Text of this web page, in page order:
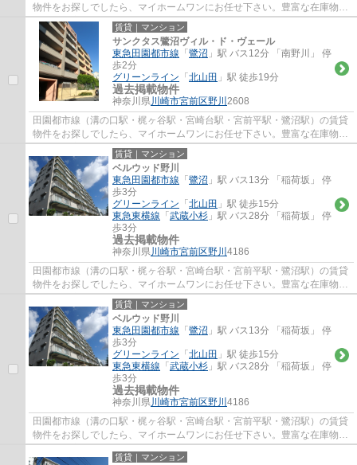
物件をお探しでしたら、マイホームワンにお任せ下さい。豊富な在庫物件
から、お客様のご要望に合うお部屋をご提...
賃貸｜マンション
サンクタス鷺沼ヴィル・ド・ヴェール
東急田園都市線 「 鷺沼 」駅 バス12分 「南野川」 停
歩2分
グリーンライン 「 北山田 」駅 徒歩19分
過去掲載物件
神奈川県川崎市宮前区野川 2608
田園都市線（溝の口駅・梶ヶ谷駅・宮崎台駅・宮前平駅・鷺沼駅）の賃貸
物件をお探しでしたら、マイホームワンにお任せ下さい。豊富な在庫物件
から、お客様のご要望に合うお部屋をご提...
賃貸｜マンション
ベルウッド野川
東急田園都市線 「 鷺沼 」駅 バス13分 「稲荷坂」 停
歩3分
グリーンライン 「 北山田 」駅 徒歩15分
東急東横線 「 武蔵小杉 」駅 バス28分 「稲荷坂」 停
歩3分
過去掲載物件
神奈川県川崎市宮前区野川 4186
田園都市線（溝の口駅・梶ヶ谷駅・宮崎台駅・宮前平駅・鷺沼駅）の賃貸
物件をお探しでしたら、マイホームワンにお任せ下さい。豊富な在庫物件
から、お客様のご要望に合うお部屋をご提...
賃貸｜マンション
ベルウッド野川
東急田園都市線 「 鷺沼 」駅 バス13分 「稲荷坂」 停
歩3分
グリーンライン 「 北山田 」駅 徒歩15分
東急東横線 「 武蔵小杉 」駅 バス28分 「稲荷坂」 停
歩3分
過去掲載物件
神奈川県川崎市宮前区野川 4186
田園都市線（溝の口駅・梶ヶ谷駅・宮崎台駅・宮前平駅・鷺沼駅）の賃貸
物件をお探しでしたら、マイホームワンにお任せ下さい。豊富な在庫物件
から、お客様のご要望に合うお部屋をご提...
賃貸｜マンション